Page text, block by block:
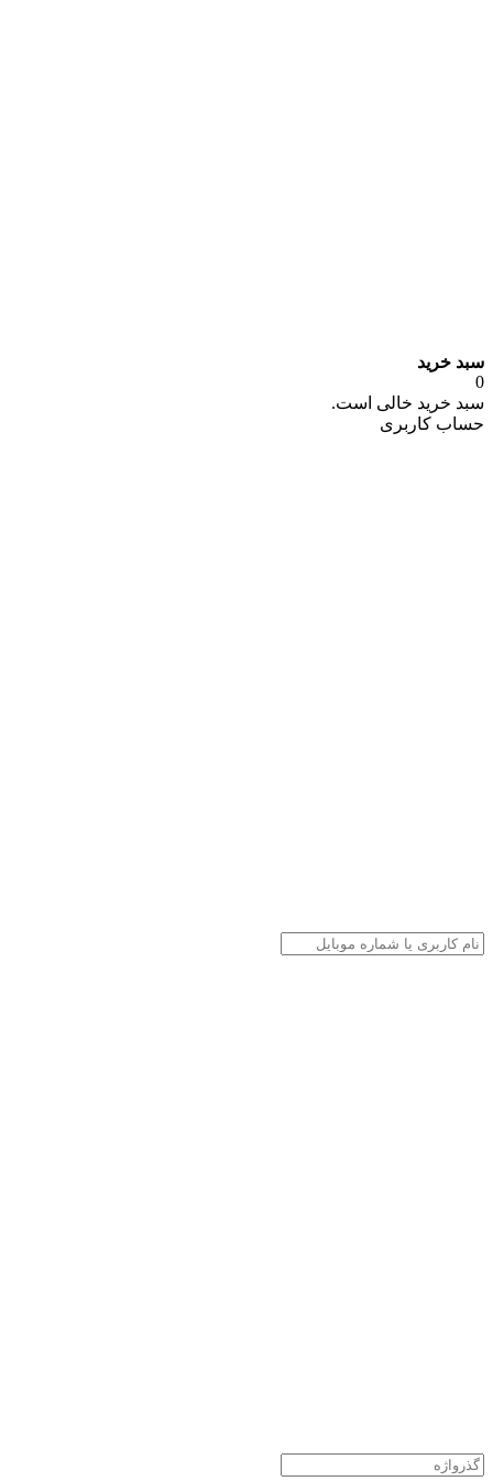
سبد خرید
0
سبد خرید خالی است.
حساب کاربری